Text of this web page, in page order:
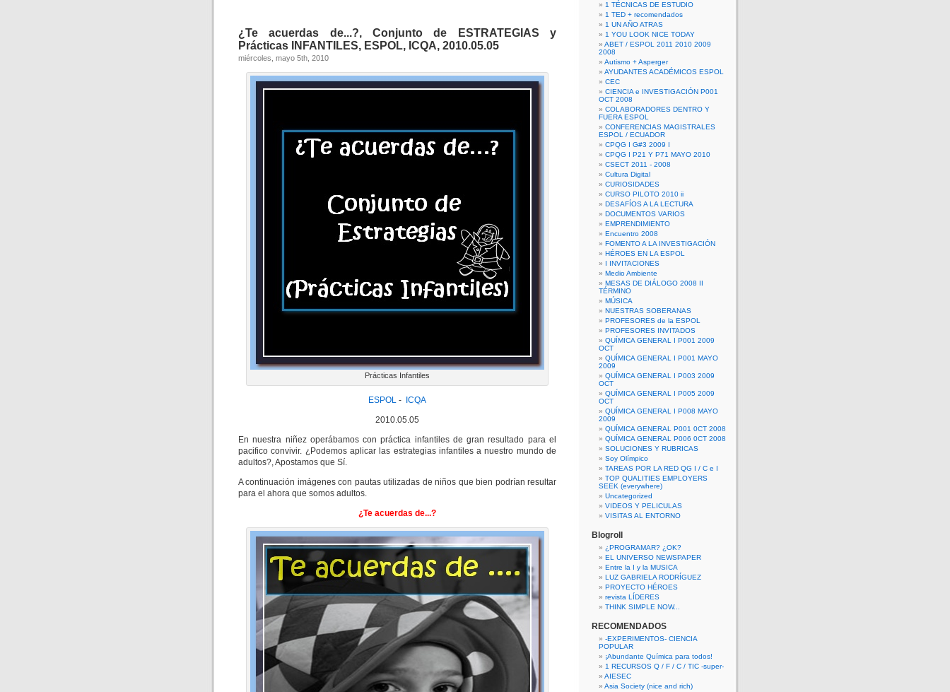
¿Te acuerdas de...?, Conjunto de ESTRATEGIAS y
Prácticas INFANTILES, ESPOL, ICQA, 2010.05.05
miércoles, mayo 5th, 2010
Prácticas Infantiles
ESPOL -
ICQA
2010.05.05
En nuestra niñez operábamos con práctica infantiles de gran resultado para el
pacifico convivir. ¿Podemos aplicar las estrategias infantiles a nuestro mundo de
adultos?, Apostamos que Sí.
A continuación imágenes con pautas utilizadas de niños que bien podrían resultar
para el ahora que somos adultos.
¿Te acuerdas de...?
1 TÉCNICAS DE ESTUDIO
1 TED + recomendados
1 UN AÑO ATRAS
1 YOU LOOK NICE TODAY
ABET / ESPOL 2011 2010 2009
2008
Autismo + Asperger
AYUDANTES ACADÉMICOS ESPOL
CEC
CIENCIA e INVESTIGACIÓN P001
OCT 2008
COLABORADORES DENTRO Y
FUERA ESPOL
CONFERENCIAS MAGISTRALES
ESPOL / ECUADOR
CPQG I G#3 2009 I
CPQG I P21 Y P71 MAYO 2010
CSECT 2011 - 2008
Cultura Digital
CURIOSIDADES
CURSO PILOTO 2010 ii
DESAFÍOS A LA LECTURA
DOCUMENTOS VARIOS
EMPRENDIMIENTO
Encuentro 2008
FOMENTO A LA INVESTIGACIÓN
HÉROES EN LA ESPOL
I INVITACIONES
Medio Ambiente
MESAS DE DIÁLOGO 2008 II
TÉRMINO
MÚSICA
NUESTRAS SOBERANAS
PROFESORES de la ESPOL
PROFESORES INVITADOS
QUÍMICA GENERAL I P001 2009
OCT
QUÍMICA GENERAL I P001 MAYO
2009
QUÍMICA GENERAL I P003 2009
OCT
QUÍMICA GENERAL I P005 2009
OCT
QUÍMICA GENERAL I P008 MAYO
2009
QUÍMICA GENERAL P001 0CT 2008
QUÍMICA GENERAL P006 0CT 2008
SOLUCIONES Y RUBRICAS
Soy Olímpico
TAREAS POR LA RED QG I / C e I
TOP QUALITIES EMPLOYERS
SEEK (everywhere)
Uncategorized
VIDEOS Y PELICULAS
VISITAS AL ENTORNO
Blogroll
¿PROGRAMAR? ¿OK?
EL UNIVERSO NEWSPAPER
Entre la I y la MUSICA
LUZ GABRIELA RODRÍGUEZ
PROYECTO HÉROES
revista LÍDERES
THINK SIMPLE NOW...
RECOMENDADOS
-EXPERIMENTOS- CIENCIA
POPULAR
¡Abundante Química para todos!
1 RECURSOS Q / F / C / TIC -super-
AIESEC
Asia Society (nice and rich)